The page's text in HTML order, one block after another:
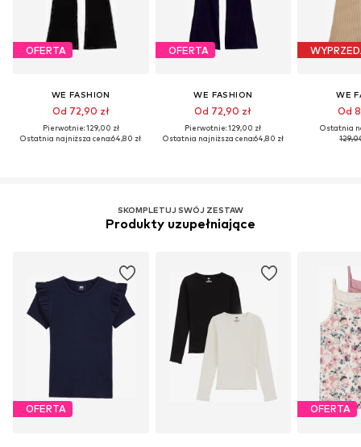
OFERTA
WE FASHION
Od 72,90 zł
Pierwotnie: 129,00 zł
Ostatnia najniższa cena:64,80 zł
OFERTA
WE FASHION
Od 72,90 zł
Pierwotnie: 129,00 zł
Ostatnia najniższa cena:64,80 zł
WE
Od
Ostatnia
SKOMPLETUJ SWÓJ ZESTAW
Produkty uzupełniające
OFERTA OFERTA